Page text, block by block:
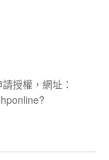
授權，網址：